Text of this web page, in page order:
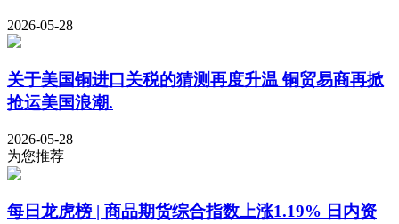
2026-05-28
关于美国铜进口关税的猜测再度升温 铜贸易商再掀
抢运美国浪潮.
2026-05-28
为您推荐
每日龙虎榜 | 商品期货综合指数上涨1.19% 日内资